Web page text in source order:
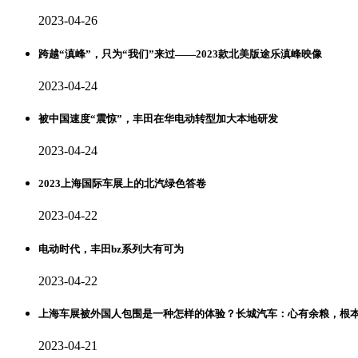
2023-04-26
跨越“滇峰”，只为“我们”来过——2023款北美版途乐滇峰映像
2023-04-24
被中国速度“震惊”，丰田在华电动转型加大本地研发
2023-04-24
2023上海国际车展上的北汽绿色答卷
2023-04-22
电动时代，丰田bz系列大有可为
2023-04-22
上海车展被外国人包围是一种怎样的体验？长城汽车：心有余粮，根
2023-04-21